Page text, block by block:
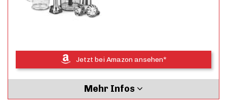
Jetzt bei Amazon ansehen*
Mehr Infos